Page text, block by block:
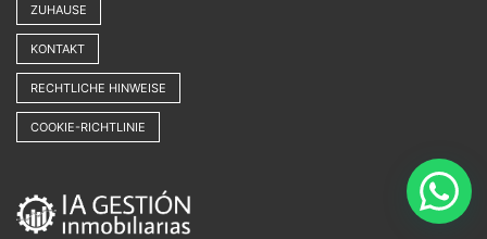
ZUHAUSE
KONTAKT
RECHTLICHE HINWEISE
COOKIE-RICHTLINIE